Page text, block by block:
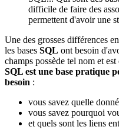
difficile de faire des
permettent d'avoir une
Une des grosses différences
les bases SQL ont besoin
champs possède tel nom et
SQL est une base pratique
besoin :
vous savez quelle
vous savez pourquoi
et quels sont les liens